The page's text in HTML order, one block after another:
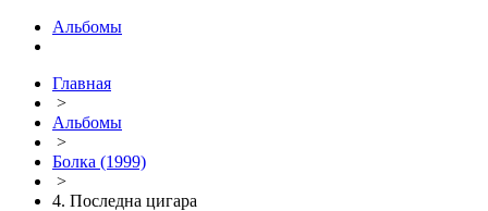
Альбомы
Главная
>
Альбомы
>
Болка (1999)
>
4. Последна цигара